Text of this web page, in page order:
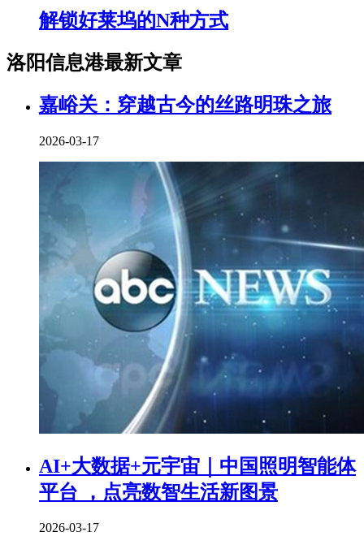
解锁好莱坞的N种方式
洛阳信息港最新文章
嘉峪关：穿越古今的丝路明珠之旅
2026-03-17
AI+大数据+元宇宙｜中国照明智能体
平台 ，点亮数智生活新图景
2026-03-17